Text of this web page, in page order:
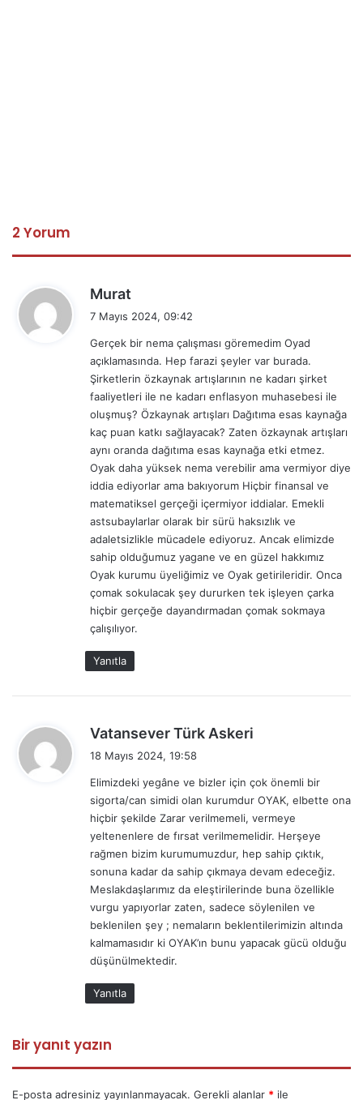
2 Yorum
Murat
i
k
i
:
7 Mayıs 2024, 09:42
Gerçek bir nema çalışması göremedim Oyad
açıklamasında. Hep farazi şeyler var burada.
Şirketlerin özkaynak artışlarının ne kadarı şirket
faaliyetleri ile ne kadarı enflasyon muhasebesi ile
oluşmuş? Özkaynak artışları Dağıtıma esas kaynağa
kaç puan katkı sağlayacak? Zaten özkaynak artışları
aynı oranda dağıtıma esas kaynağa etki etmez.
Oyak daha yüksek nema verebilir ama vermiyor diye
iddia ediyorlar ama bakıyorum Hiçbir finansal ve
matematiksel gerçeği içermiyor iddialar. Emekli
astsubaylarlar olarak bir sürü haksızlık ve
adaletsizlikle mücadele ediyoruz. Ancak elimizde
sahip olduğumuz yagane ve en güzel hakkımız
Oyak kurumu üyeliğimiz ve Oyak getirileridir. Onca
çomak sokulacak şey dururken tek işleyen çarka
hiçbir gerçeğe dayandırmadan çomak sokmaya
çalışılıyor.
Yanıtla
Vatansever Türk Askeri
i
k
i
:
18 Mayıs 2024, 19:58
Elimizdeki yegâne ve bizler için çok önemli bir
sigorta/can simidi olan kurumdur OYAK, elbette ona
hiçbir şekilde Zarar verilmemeli, vermeye
yeltenenlere de fırsat verilmemelidir. Herşeye
rağmen bizim kurumumuzdur, hep sahip çıktık,
sonuna kadar da sahip çıkmaya devam edeceğiz.
Meslakdaşlarımız da eleştirilerinde buna özellikle
vurgu yapıyorlar zaten, sadece söylenilen ve
beklenilen şey ; nemaların beklentilerimizin altında
kalmamasıdır ki OYAK’ın bunu yapacak gücü olduğu
düşünülmektedir.
Yanıtla
Bir yanıt yazın
E-posta adresiniz yayınlanmayacak. Gerekli alanlar * ile